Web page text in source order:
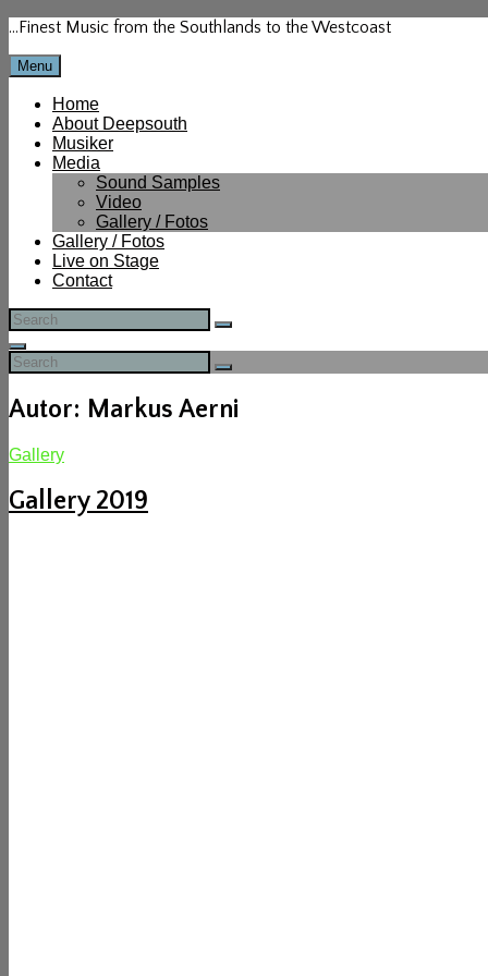
Skip
content
…Finest Music from the Southlands to the Westcoast
Menu
Home
About Deepsouth
Musiker
Media
Sound Samples
Video
Gallery / Fotos
Gallery / Fotos
Live on Stage
Contact
Search
for:
Search
Search
Search
for:
Search
Autor: Markus Aerni
Cat
Gallery
Gallery 2019